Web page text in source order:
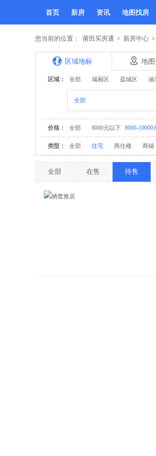
首页 新房 资讯 地图找房
您当前的位置： 莆田买房通 > 新房中心 >
区域地标 地
区域： 全部 城厢区 荔城区 涵
全部
价格： 全部 8000元以下 8000-10000
类型： 全部 住宅 商住楼 商铺
全部 在售 待售